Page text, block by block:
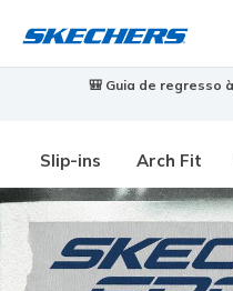
🎒 Guia de regresso
Slip-ins Arch Fit